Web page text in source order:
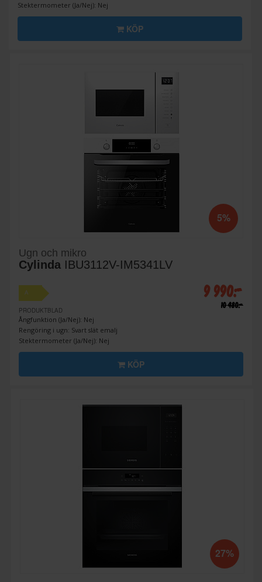
Stektermometer (Ja/Nej): Nej
KÖP
5%
Ugn och mikro
Cylinda IBU3112V-IM5341LV
A
PRODUKTBLAD
Ångfunktion (Ja/Nej): Nej
Rengöring i ugn: Svart slät emalj
Stektermometer (Ja/Nej): Nej
9 990:-
10 480:-
KÖP
27%